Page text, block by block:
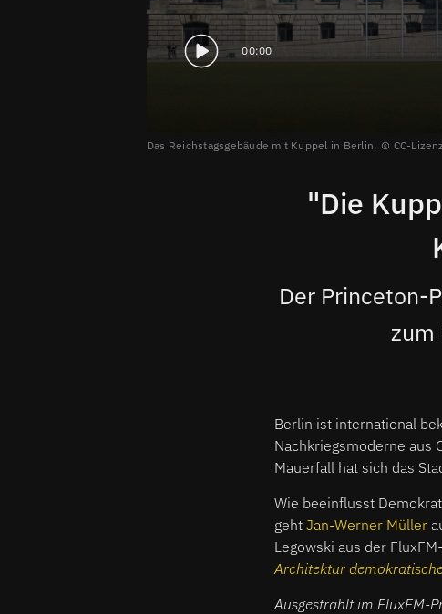
00:00
Das Reichstagsgebäude mit Kuppel in Berlin. CC-
"Die
Der Princeton-
zum
Berlin ist international
Nachkriegsmoderne aus
Mauerfall hat sich das
Wie beeinflusst
geht Jan-Werner Müller
Legowski aus der
Architektur
Ausgestrahlt im FluxFM-